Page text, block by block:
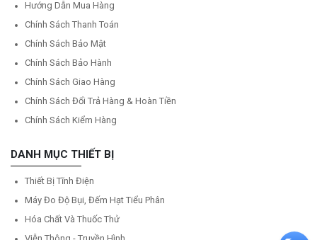
Hướng Dẫn Mua Hàng
Chính Sách Thanh Toán
Chính Sách Bảo Mật
Chính Sách Bảo Hành
Chính Sách Giao Hàng
Chính Sách Đổi Trả Hàng & Hoàn Tiền
Chính Sách Kiểm Hàng
DANH MỤC THIẾT BỊ
Thiết Bị Tĩnh Điện
Máy Đo Độ Bụi, Đếm Hạt Tiểu Phân
Hóa Chất Và Thuốc Thử